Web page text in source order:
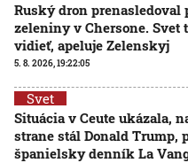
Ruský dron prenasledoval
zeleniny v Chersone. Svet
vidieť, apeluje Zelenskyj
5. 8. 2026, 19:22:05
Svet
Situácia v Ceute ukázala,
strane stál Donald Trump,
španielsky denník La